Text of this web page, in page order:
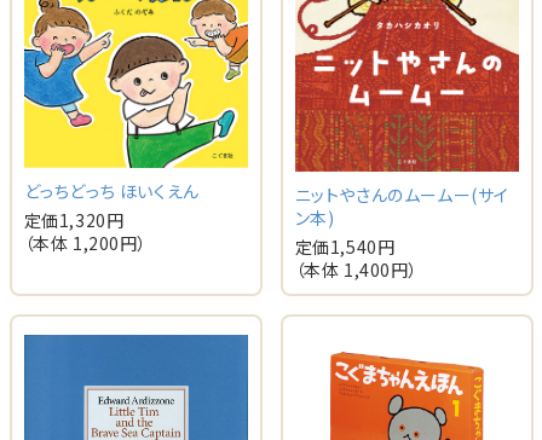
どっちどっち ほいくえん
定価1,320円
（本体 1,200円）
ニットやさんのムームー(サイ
ン本)
定価1,540円
（本体 1,400円）